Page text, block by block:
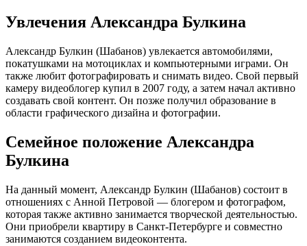
Увлечения Александра Булкина
Александр Булкин (Шабанов) увлекается автомобилями,
покатушками на мотоциклах и компьютерными играми. Он
также любит фотографировать и снимать видео. Свой первый
камеру видеоблогер купил в 2007 году, а затем начал активно
создавать свой контент. Он позже получил образование в
области графического дизайна и фотографии.
Семейное положение Александра
Булкина
На данный момент, Александр Булкин (Шабанов) состоит в
отношениях с Анной Петровой — блогером и фотографом,
которая также активно занимается творческой деятельностью.
Они приобрели квартиру в Санкт-Петербурге и совместно
занимаются созданием видеоконтента.